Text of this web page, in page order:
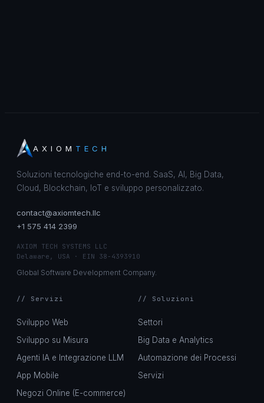
AXIOM TECH
Soluzioni tecnologiche end-to-end. SaaS, AI, Big Data,
Cloud, Blockchain, IoT e sviluppo personalizzato.
contact@axiomtech.llc
+1 575 414 2399
AXIOM TECH SYSTEMS LLC
Delaware, USA · EIN 38-4393910
Global Software Development Company.
// Servizi
Sviluppo Web
Sviluppo su Misura
Agenti IA e Integrazione LLM
App Mobile
Negozi Online (E-commerce)
// Soluzioni
Settori
Big Data e Analytics
Automazione dei Processi
Servizi